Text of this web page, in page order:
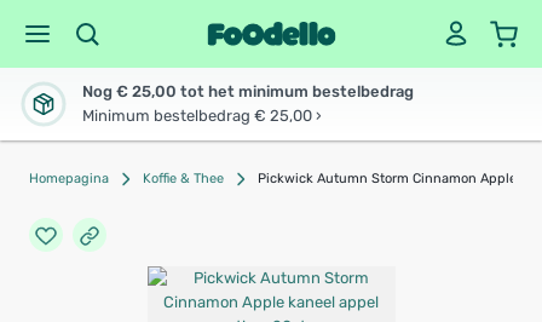
Nog € 25,00 tot het minimum bestelbedrag
Minimum bestelbedrag € 25,00 ›
Homepagina Koffie & Thee Pickwick Autumn Storm Cinnamon Apple